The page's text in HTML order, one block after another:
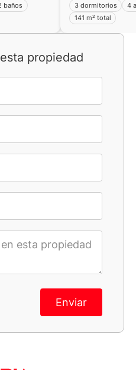
propiedad
Enviar
baños
3 dormitorios
4
141 m² total